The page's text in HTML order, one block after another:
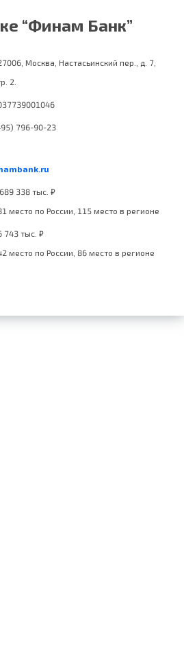
“Финам Банк”
Москва, Настасьинский пер., д. 7,
2.
796-90-23
338 тыс. ₽
место по России, 115 место в регионе
743 тыс. ₽
место по России, 86 место в регионе